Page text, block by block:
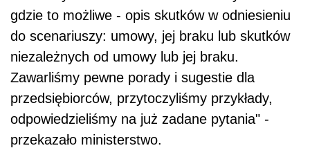
gdzie to możliwe - opis skutków w odniesieniu
do scenariuszy: umowy, jej braku lub skutków
niezależnych od umowy lub jej braku.
Zawarliśmy pewne porady i sugestie dla
przedsiębiorców, przytoczyliśmy przykłady,
odpowiedzieliśmy na już zadane pytania" -
przekazało ministerstwo.